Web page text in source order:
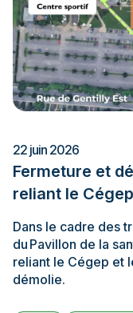
22 juin 2026
Fermeture et
reliant le
Dans le cadre des
du Pavillon de la
reliant le Cégep et
démolie.